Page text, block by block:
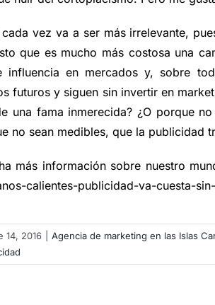
vez va a ser más irrelevante,
que es mucho más costosa una
influencia en mercados y, sobre
futuros y siguen sin invertir en
una fama inmerecida? ¿O porque
no sean medibles, que la publicidad
más información sobre nuestro
calientes-publicidad-va-cuesta-
14, 2016 Agencia de marketing en las Islas